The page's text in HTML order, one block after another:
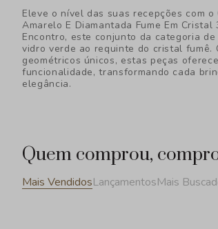
Eleve o nível das suas recepções com
Amarelo E Diamantada Fume Em
Encontro, este conjunto da categoria
vidro verde ao requinte do cristal fumê.
geométricos únicos, estas peças
funcionalidade, transformando cada
elegância.
Quem comprou,
Mais VendidosLançamentosMais